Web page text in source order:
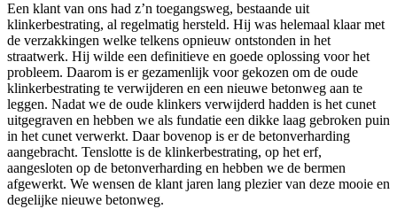
Een klant van ons had z’n toegangsweg, bestaande uit
klinkerbestrating, al regelmatig hersteld. Hij was helemaal klaar met
de verzakkingen welke telkens opnieuw ontstonden in het
straatwerk. Hij wilde een definitieve en goede oplossing voor het
probleem. Daarom is er gezamenlijk voor gekozen om de oude
klinkerbestrating te verwijderen en een nieuwe betonweg aan te
leggen. Nadat we de oude klinkers verwijderd hadden is het cunet
uitgegraven en hebben we als fundatie een dikke laag gebroken puin
in het cunet verwerkt. Daar bovenop is er de betonverharding
aangebracht. Tenslotte is de klinkerbestrating, op het erf,
aangesloten op de betonverharding en hebben we de bermen
afgewerkt. We wensen de klant jaren lang plezier van deze mooie en
degelijke nieuwe betonweg.